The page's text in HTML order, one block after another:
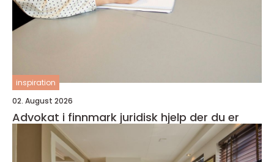
inspiration
02. August 2026
Advokat i finnmark juridisk hjelp der du er